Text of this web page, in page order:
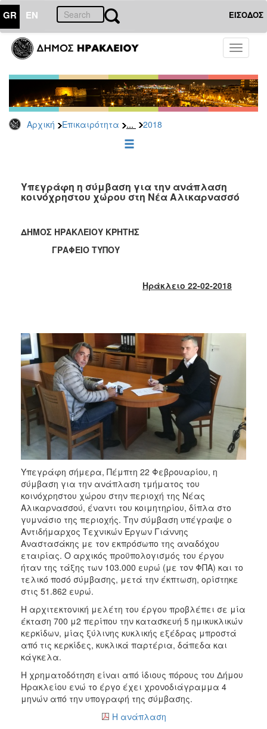
GR EN ΕΙΣΟΔΟΣ
Toggle
Αρχική Επικαιρότητα ... 2018
ΕΠΙΚΑΙΡΟΤΗΤΑ
Τύπου
Αρχείο
2026
2025
2022
2021
2019
2018
2012
2011
2010
2006
ΔΗΜΟΤΗΣ
ΕΠΙΣΚΕΠΤΗΣ
ΗΡΑΚΛΕΙΟ
Υπεγράφη η σύμβαση για την ανάπλαση
κοινόχρηστου χώρου στη Νέα Αλικαρνασσό
ΔΗΜΟΣ ΗΡΑΚΛΕΙΟΥ ΚΡΗΤΗΣ
ΓΡΑΦΕΙΟ ΤΥΠΟΥ
Ηράκλειο 22-02-2018
Υπεγράφη σήμερα, Πέμπτη 22 Φεβρουαρίου, η
σύμβαση για την ανάπλαση τμήματος του
κοινόχρηστου χώρου στην περιοχή της Νέας
Αλικαρνασσού, έναντι του κοιμητηρίου, δίπλα στο
γυμνάσιο της περιοχής. Την σύμβαση υπέγραψε ο
Αντιδήμαρχος Τεχνικών Έργων Γιάννης
Αναστασάκης με τον εκπρόσωπο της αναδόχου
εταιρίας. Ο αρχικός προϋπολογισμός του έργου
ήταν της τάξης των 103.000 ευρώ (με τον ΦΠΑ) και το
τελικό ποσό σύμβασης, μετά την έκπτωση, ορίστηκε
στις 51.862 ευρώ.
Η αρχιτεκτονική μελέτη του έργου προβλέπει σε μία
έκταση 700 μ2 περίπου την κατασκευή 5 ημικυκλικών
κερκίδων, μίας ξύλινης κυκλικής εξέδρας μπροστά
από τις κερκίδες, κυκλικά παρτέρια, δάπεδα και
κάγκελα.
Η χρηματοδότηση είναι από ίδιους πόρους του Δήμου
Ηρακλείου ενώ το έργο έχει χρονοδιάγραμμα 4
μηνών από την υπογραφή της σύμβασης.
Η ανάπλαση